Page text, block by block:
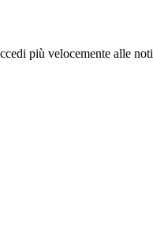
più velocemente alle